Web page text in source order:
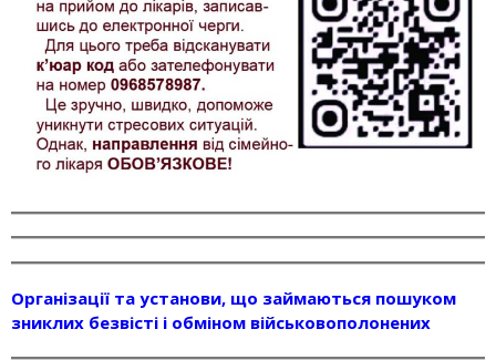
Організації та установи, що займаються пошуком
зниклих безвісті і обміном військовополонених